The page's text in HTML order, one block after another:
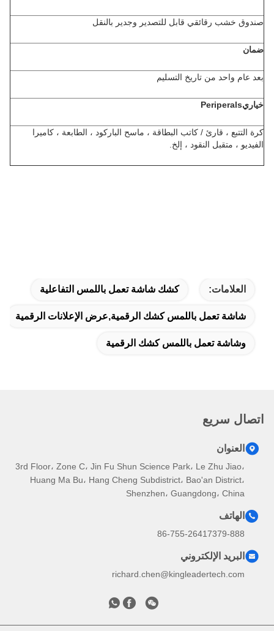
صندوق خشب رقائقي قابل للتصدير وجدير بالنقل
ضمان
بعد عام واحد من تاريخ التسليم
خياريPeriperals
كرة التتبع ، قارئ / كاتب البطاقة ، ماسح الباركود ، الطابعة ، كاميرا
الفيديو ، متقبل النقود ، إلخ.
العلامات: كشك شاشة تعمل باللمس التفاعلية
شاشة تعمل باللمس كشك الرقمية,عرض الإعلانات الرقمية
وشاشة تعمل باللمس كشك الرقمية
اتصال سريع
العنوان
3rd Floor، Zone C، Jin Fu Shun Science Park، Le Zhu Jiao،
Huang Ma Bu، Hang Cheng Subdistrict، Bao'an District،
Shenzhen، Guangdong، China
الهاتف
86-755-26417379-888
البريد الإلكتروني
richard.chen@kingleadertech.com